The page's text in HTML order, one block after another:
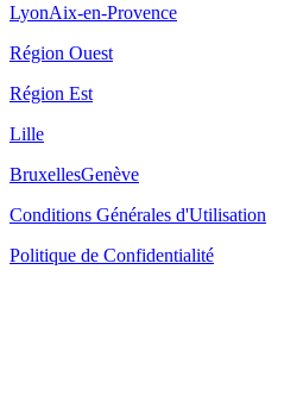
LyonAix-en-Provence
Région Ouest
Région Est
Lille
BruxellesGenève
Conditions Générales d'Utilisation
Politique de Confidentialité